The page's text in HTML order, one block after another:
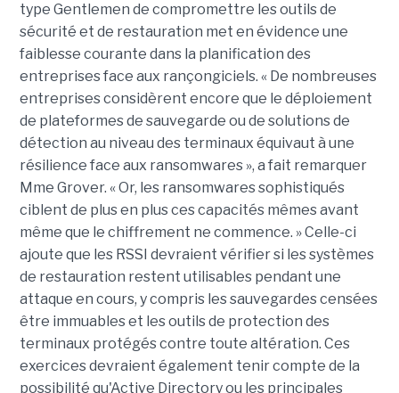
type Gentlemen de compromettre les outils de
sécurité et de restauration met en évidence une
faiblesse courante dans la planification des
entreprises face aux rançongiciels. « De nombreuses
entreprises considèrent encore que le déploiement
de plateformes de sauvegarde ou de solutions de
détection au niveau des terminaux équivaut à une
résilience face aux ransomwares », a fait remarquer
Mme Grover. « Or, les ransomwares sophistiqués
ciblent de plus en plus ces capacités mêmes avant
même que le chiffrement ne commence. » Celle-ci
ajoute que les RSSI devraient vérifier si les systèmes
de restauration restent utilisables pendant une
attaque en cours, y compris les sauvegardes censées
être immuables et les outils de protection des
terminaux protégés contre toute altération. Ces
exercices devraient également tenir compte de la
possibilité qu'Active Directory ou les principales